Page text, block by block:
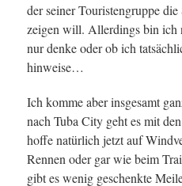
der seiner Touristengruppe
zeigen will. Allerdings bin ich
nur denke oder ob ich
hinweise…
Ich komme aber insgesamt
nach Tuba City geht es mit
hoffe natürlich jetzt auf
Rennen oder gar wie beim
gibt es wenig geschenkte